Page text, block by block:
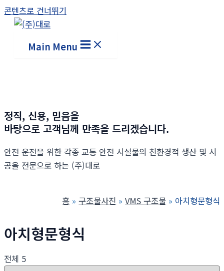
콘텐츠로 건너뛰기
Main Menu
정직, 신용, 믿음을
바탕으로 고객님께 만족을 드리겠습니다.
안전 운전을 위한 각종 교통 안전 시설물의 친환경적 생산 및 시
공을 전문으로 하는 (주)대로
홈 구조물사진 VMS 구조물 아치형문형식
아치형문형식
전체 5